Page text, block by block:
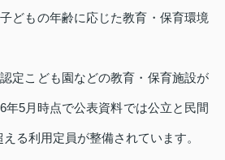
どもの年齢に応じた教育・保育環境
定こども園などの教育・保育施設が
年5月時点で公表資料では公立と民間
る利用定員が整備されています。